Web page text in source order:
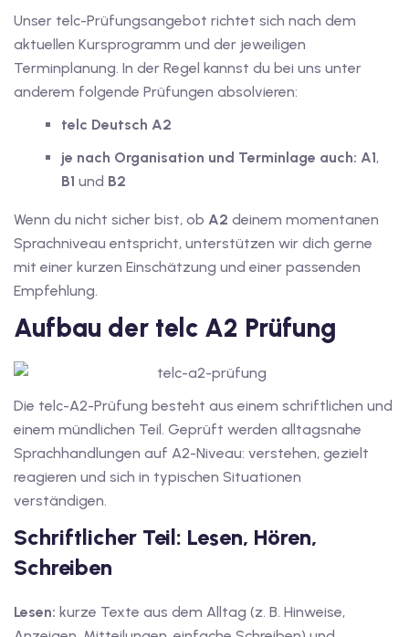
Unser telc-Prüfungsangebot richtet sich nach dem
aktuellen Kursprogramm und der jeweiligen
Terminplanung. In der Regel kannst du bei uns unter
anderem folgende Prüfungen absolvieren:
telc Deutsch A2
je nach Organisation und Terminlage auch: A1,
B1 und B2
Wenn du nicht sicher bist, ob A2 deinem momentanen
Sprachniveau entspricht, unterstützen wir dich gerne
mit einer kurzen Einschätzung und einer passenden
Empfehlung.
Aufbau der telc A2 Prüfung
Die telc-A2-Prüfung besteht aus einem schriftlichen und
einem mündlichen Teil. Geprüft werden alltagsnahe
Sprachhandlungen auf A2-Niveau: verstehen, gezielt
reagieren und sich in typischen Situationen
verständigen.
Schriftlicher Teil: Lesen, Hören,
Schreiben
Lesen: kurze Texte aus dem Alltag (z. B. Hinweise,